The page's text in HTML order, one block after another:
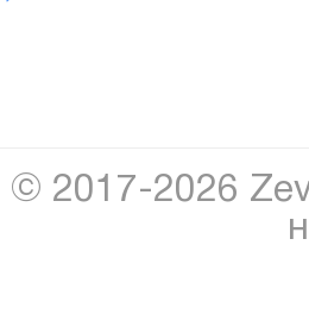
© 2017-2026